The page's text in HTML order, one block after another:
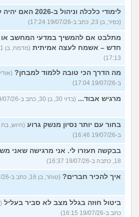
לימודי כלכלה וניהול ב-2026 האם יהיה לי עתיד בזה?
(כפיר, בן 23, כתב ב-19/07/26 17:24)
מתלבט אם להמשיך במדעי המחשב או
חדש – אשמח לעצה אמיתית
17:13)
מה הדרך הכי טובה ללמוד למבחן?
ב-19/07/26 17:04)
מרגיש אבוד... (בדוי 30, בן 30, כתב ב-19/07/26 16:55)
בחור עם יותר נסיון מנשק גרוע
ב-19/07/26 16:46)
בבקשה תעזרו לי. אני מרגישה שאני
18, כתבה ב-19/07/26 16:37)
איך להכיר חברים? (טוהר, בן 16, כתב ב-19/07/26 16:26)
ביטול חוזה בגלל מצב לא סביר בעליל
כתב ב-19/07/26 16:15)